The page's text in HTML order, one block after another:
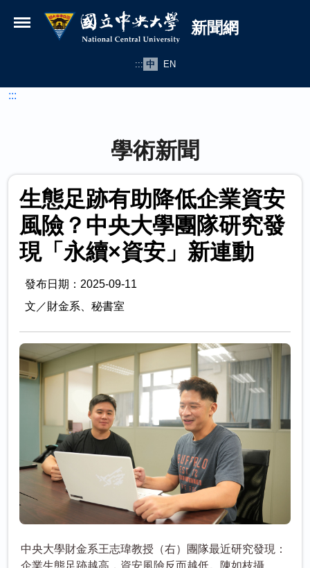
國立中央大學新聞網
新聞網
::: 中 EN
:::
學術新聞
生態足跡有助降低企業資安
風險？中央大學團隊研究發
現「永續×資安」新連動
發布日期：2025-09-11
文／財金系、秘書室
中央大學財金系王志瑋教授（右）團隊最近研究發現：